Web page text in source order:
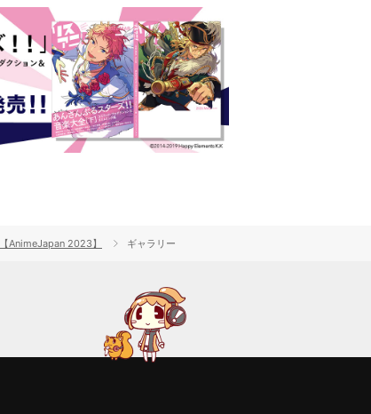
AnimeJapan 2023】 ギャラリー